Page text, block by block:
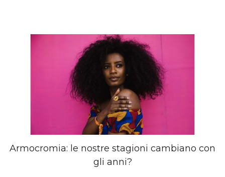
Armocromia: le nostre stagioni cambiano con
gli anni?